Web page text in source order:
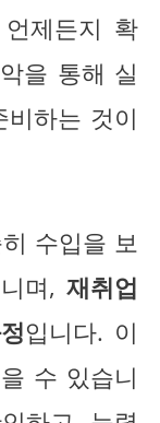
제든지 확
을 통해 실
하는 것이
수입을 보
며, 재취업
입니다. 이
수 있습니